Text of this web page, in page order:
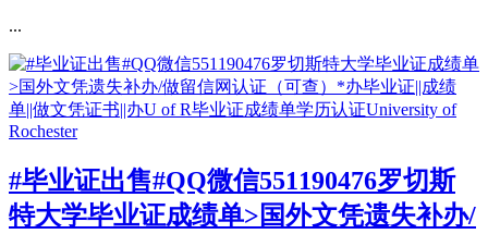
...
#毕业证出售#QQ微信551190476罗切斯
特大学毕业证成绩单>国外文凭遗失补办/